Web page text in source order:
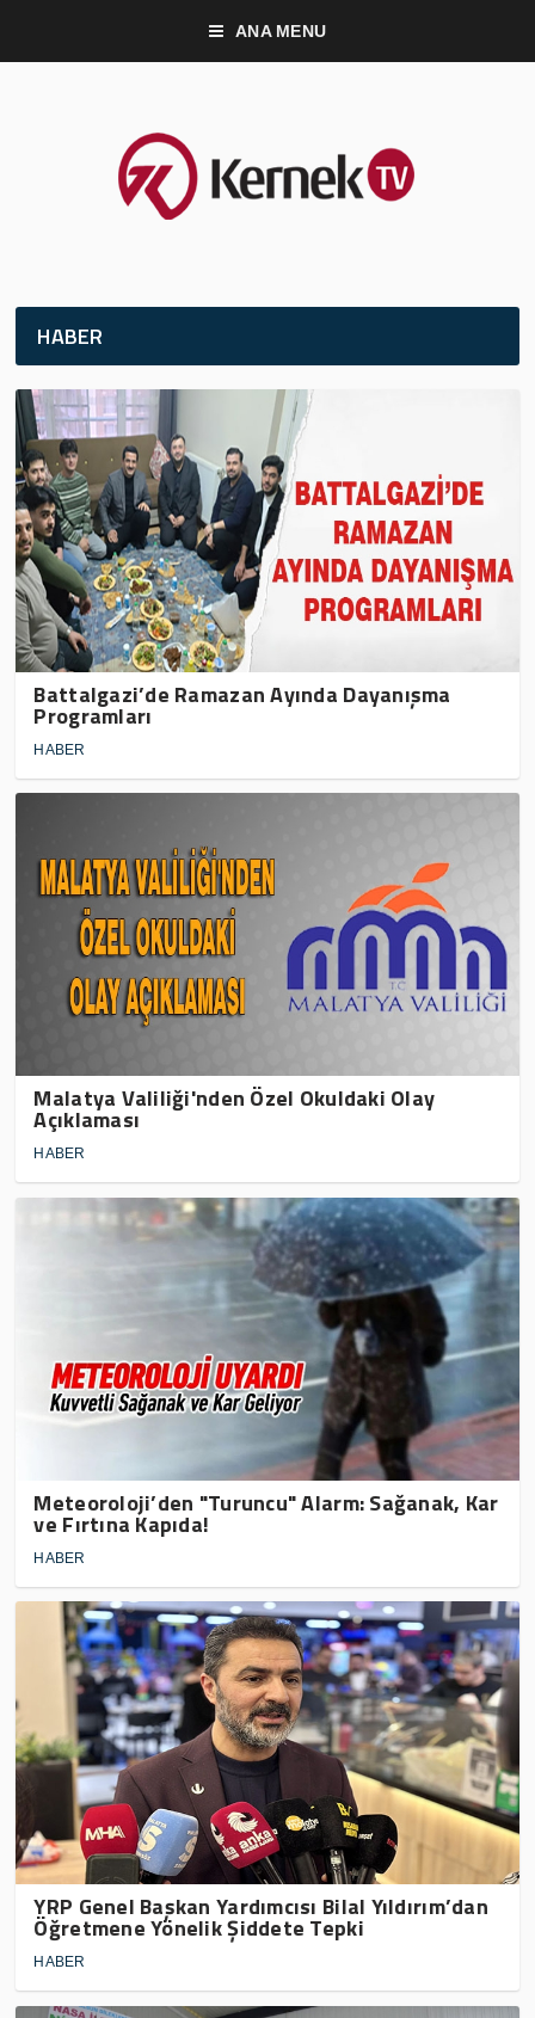
ANA MENU
HABER
Battalgazi’de Ramazan Ayında Dayanışma
Programları
HABER
Malatya Valiliği'nden Özel Okuldaki Olay
Açıklaması
HABER
Meteoroloji’den "Turuncu" Alarm: Sağanak, Kar
ve Fırtına Kapıda!
HABER
YRP Genel Başkan Yardımcısı Bilal Yıldırım’dan
Öğretmene Yönelik Şiddete Tepki
HABER